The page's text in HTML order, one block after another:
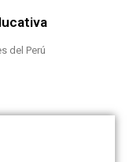
del Perú